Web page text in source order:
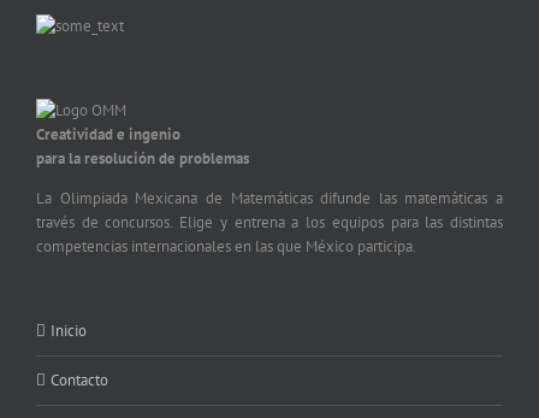
Creatividad e ingenio
para la resolución de problemas
La Olimpiada Mexicana de Matemáticas difunde las matemáticas a
través de concursos. Elige y entrena a los equipos para las distintas
competencias internacionales en las que México participa.
Inicio
Contacto